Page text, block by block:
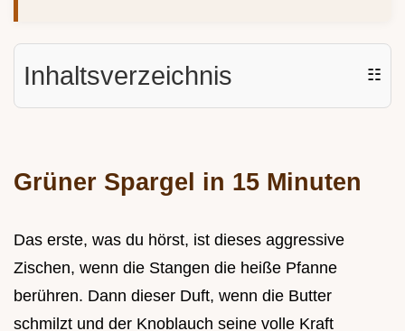
Inhaltsverzeichnis ☷
Grüner Spargel in 15 Minuten
Das erste, was du hörst, ist dieses aggressive
Zischen, wenn die Stangen die heiße Pfanne
berühren. Dann dieser Duft, wenn die Butter
schmilzt und der Knoblauch seine volle Kraft